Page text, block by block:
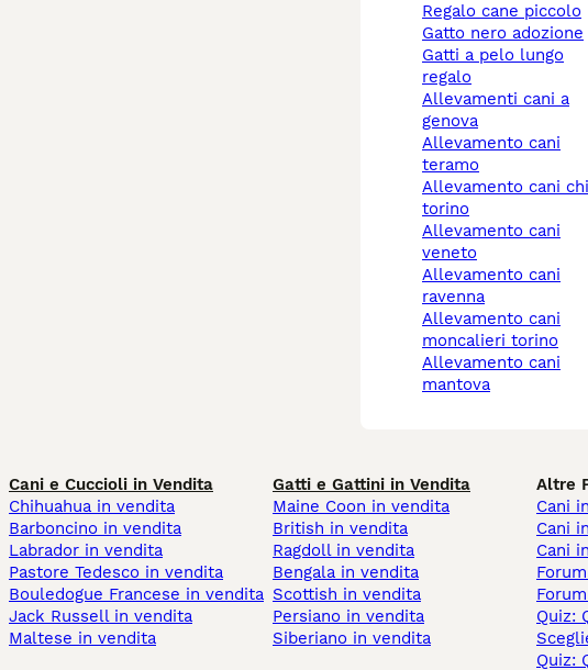
regalo cane piccolo
gatto nero adozione
gatti a pelo lungo
regalo
allevamenti cani a
genova
allevamento cani
teramo
allevamento cani chieri
torino
allevamento cani
veneto
allevamento cani
ravenna
allevamento cani
moncalieri torino
allevamento cani
mantova
Cani e Cuccioli in Vendita
Chihuahua in vendita
Barboncino in vendita
Labrador in vendita
Pastore Tedesco in vendita
Bouledogue Francese in vendita
Jack Russell in vendita
Maltese in vendita
Gatti e Gattini in Vendita
Maine Coon in vendita
British in vendita
Ragdoll in vendita
Bengala in vendita
Scottish in vendita
Persiano in vendita
Siberiano in vendita
Altre
Cani
Cani
Cani
Quiz:
Quiz: